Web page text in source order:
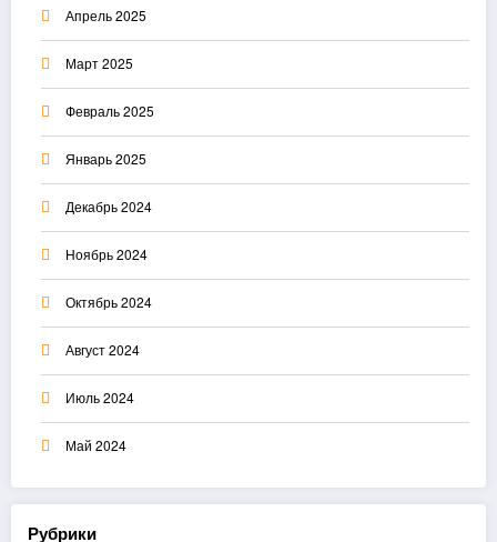
Апрель 2025
Март 2025
Февраль 2025
Январь 2025
Декабрь 2024
Ноябрь 2024
Октябрь 2024
Август 2024
Июль 2024
Май 2024
Рубрики